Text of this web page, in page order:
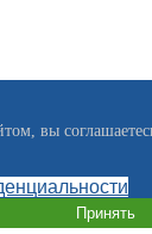
вы
Принять